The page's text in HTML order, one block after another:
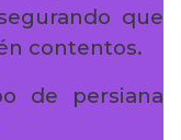
que
contentos.
de persiana